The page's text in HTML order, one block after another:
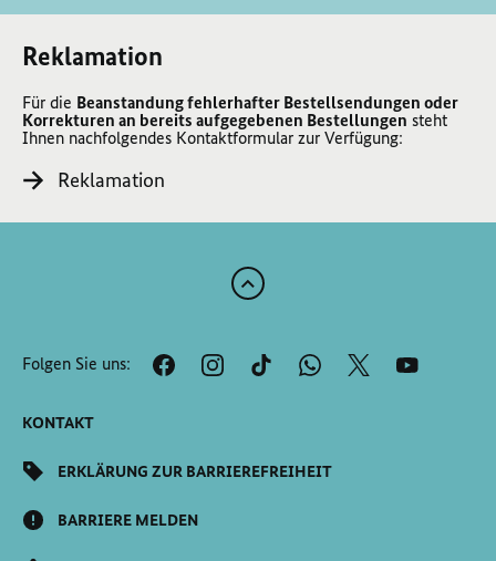
Reklamation
Für die Beanstandung fehlerhafter Bestellsendungen oder
Korrekturen an bereits aufgegebenen Bestellungen steht
Ihnen nachfolgendes Kontaktformular zur Verfügung:
Reklamation
Zum
der
Seite
Folgen Sie uns:
KONTAKT
ERKLÄRUNG ZUR BARRIEREFREIHEIT
BARRIERE MELDEN